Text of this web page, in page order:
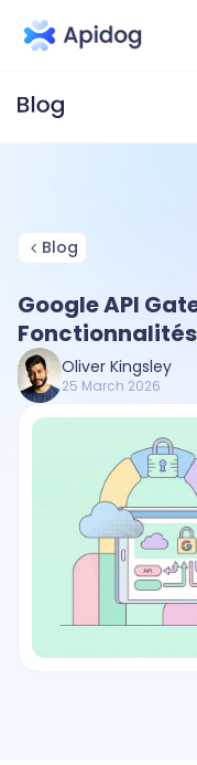
Blog
Google API
Oliver Kingsley
25 March 2026